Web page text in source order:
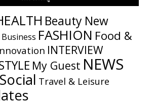
Beauty New
Business FASHION Food &
INTERVIEW
My​ Guest NEWS
Social Travel & Leisure